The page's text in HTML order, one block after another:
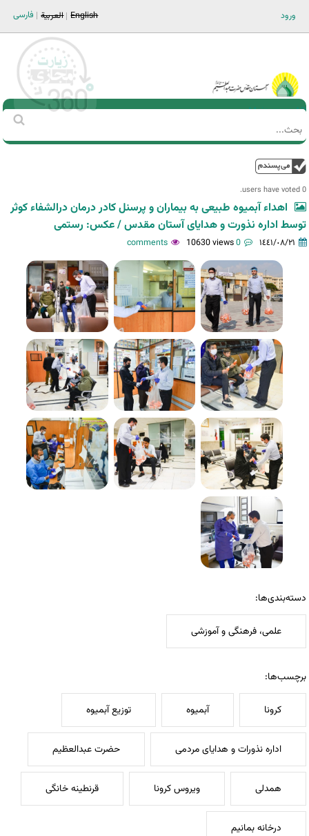
ورود فارسی العربية English
Main men-AR
استمارة
‏
0 users have voted.
اهداء آبمیوه طبیعی به بیماران و پرسنل کادر درمان درالشفاء کوثر
توسط اداره نذورت و هدایای آستان مقدس / عکس: رستمی
١٤٤١/٠٨/٢١ 0 comments
10630 views
دسته‌بندی‌ها:
علمی، فرهنگی و آموزشی
برچسب‌ها:
کرونا آبمیوه توزیع آبمیوه
اداره نذورات و هدایای مردمی حضرت عبدالعظیم
همدلی ویروس کرونا قرنطینه خانگی
درخانه بمانیم